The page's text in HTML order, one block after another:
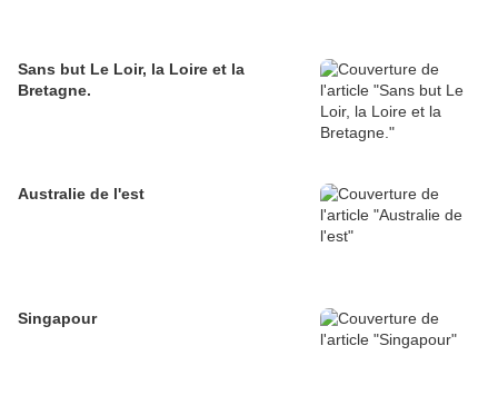
Sans but Le Loir, la Loire et la
Bretagne.
Australie de l'est
Singapour